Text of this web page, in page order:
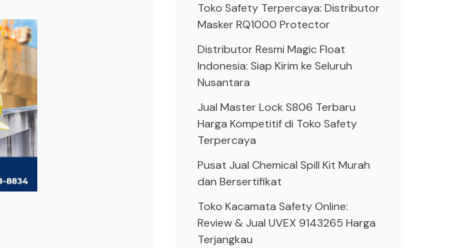
Toko Safety Terpercaya: Distributor
Masker RQ1000 Protector
Distributor Resmi Magic Float
Indonesia: Siap Kirim ke Seluruh
Nusantara
Jual Master Lock S806 Terbaru
Harga Kompetitif di Toko Safety
Terpercaya
Pusat Jual Chemical Spill Kit Murah
dan Bersertifikat
Toko Kacamata Safety Online:
Review & Jual UVEX 9143265 Harga
Terjangkau